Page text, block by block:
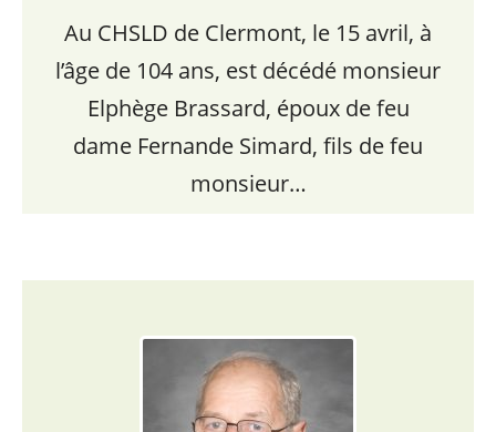
Au CHSLD de Clermont, le 15 avril, à
l’âge de 104 ans, est décédé monsieur
Elphège Brassard, époux de feu
dame Fernande Simard, fils de feu
monsieur…